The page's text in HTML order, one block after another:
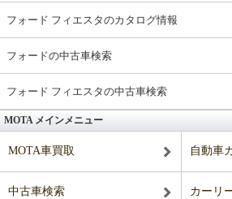
フォード フィエスタのカタログ情報
フォードの中古車検索
フォード フィエスタの中古車検索
MOTA メインメニュー
MOTA車買取 自動車
中古車検索 カーリ